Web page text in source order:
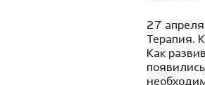
27
Терапия.
Как